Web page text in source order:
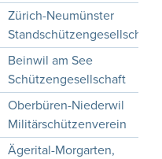
Zürich-Neumünster
Standschützengesellschaft
Beinwil am See
Schützengesellschaft
Oberbüren-Niederwil
Militärschützenverein
Ägerital-Morgarten,